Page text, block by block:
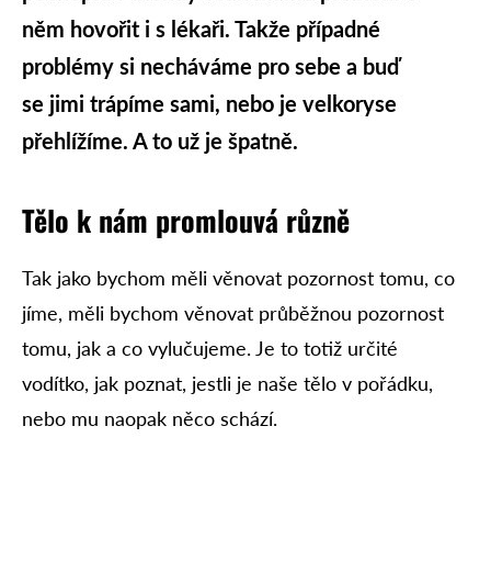
něm hovořit i s lékaři. Takže případné
problémy si necháváme pro sebe a buď
se jimi trápíme sami, nebo je velkoryse
přehlížíme. A to už je špatně.
Tělo k nám promlouvá různě
Tak jako bychom měli věnovat pozornost tomu, co
jíme, měli bychom věnovat průběžnou pozornost
tomu, jak a co vylučujeme. Je to totiž určité
vodítko, jak poznat, jestli je naše tělo v pořádku,
nebo mu naopak něco schází.